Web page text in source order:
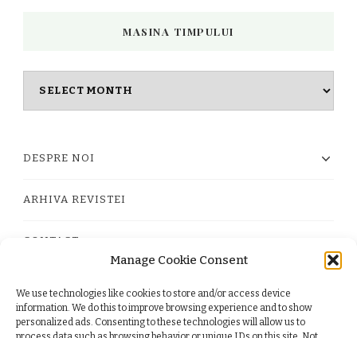
Manage Cookie Consent
We use technologies like cookies to store and/or access device
information. We do this to improve browsing experience and to show
personalized ads. Consenting to these technologies will allow us to
MASINA TIMPULUI
DESPRE NOI
ARHIVA REVISTEI
CONTACT
PRIVACY POLICY